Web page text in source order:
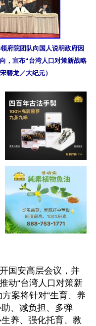
府院团队向国人说明政府因
，宣布“台湾人口对策新战略
碧龙／大纪元）
国安高层会议，并
动“台湾人口对策新
案将针对“生育、养
、减负担、多弹
养、强化托育、教